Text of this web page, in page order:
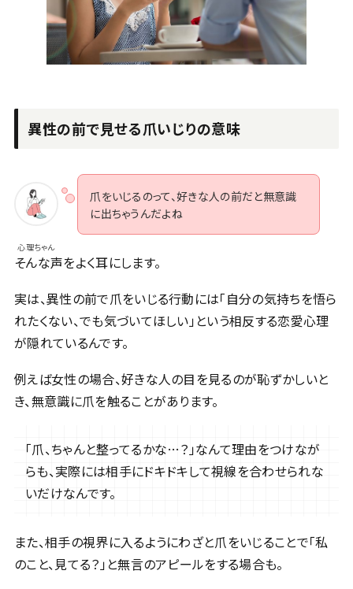
異性の前で見せる爪いじりの意味
心理ちゃん
爪をいじるのって、好きな人の前だと無意識
に出ちゃうんだよね
そんな声をよく耳にします。
実は、異性の前で爪をいじる行動には「自分の気持ちを悟ら
れたくない、でも気づいてほしい」という相反する恋愛心理
が隠れているんです。
例えば女性の場合、好きな人の目を見るのが恥ずかしいと
き、無意識に爪を触ることがあります。
「爪、ちゃんと整ってるかな…？」なんて理由をつけなが
らも、実際には相手にドキドキして視線を合わせられな
いだけなんです。
また、相手の視界に入るようにわざと爪をいじることで「私
のこと、見てる？」と無言のアピールをする場合も。